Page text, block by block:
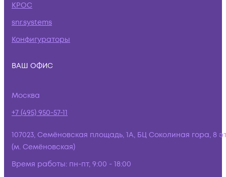
КРОС
snr.systems
Конфигураторы
ВАШ ОФИС
Москва
+7 (495) 950-57-11
107023, Семёновская площадь, 1А, БЦ Соколиная гора, 8
(м. Семёновская)
Время работы: пн-пт, 9:00 - 18:00